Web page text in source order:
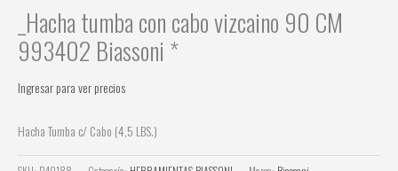
_Hacha tumba con cabo vizcaino 90 CM
993402 Biassoni *
Ingresar para ver precios
Hacha Tumba c/ Cabo (4,5 LBS.)